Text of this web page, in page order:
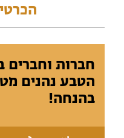
חברות וחברים
הטבע נהנים
בהנחה!